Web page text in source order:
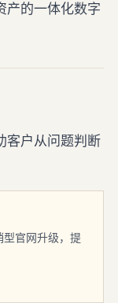
产的一体化数字
客户从问题判断
官网升级，提